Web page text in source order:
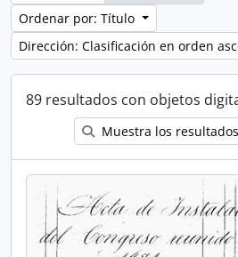
Ordenar por: Título
Dirección: Clasificación en orden
89 resultados con objetos
Muestra los